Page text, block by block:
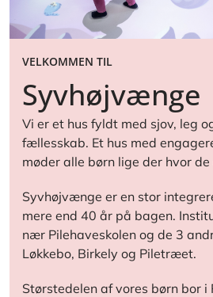
VELKOMMEN TIL
Syvhøjvænge
Vi er et hus fyldt med sjov, leg
fællesskab. Et hus med
møder alle børn lige der hvor de
Syvhøjvænge er en stor
mere end 40 år på bagen.
nær Pilehaveskolen og de 3
Løkkebo, Birkely og Piletræet.
Størstedelen af vores børn bor i